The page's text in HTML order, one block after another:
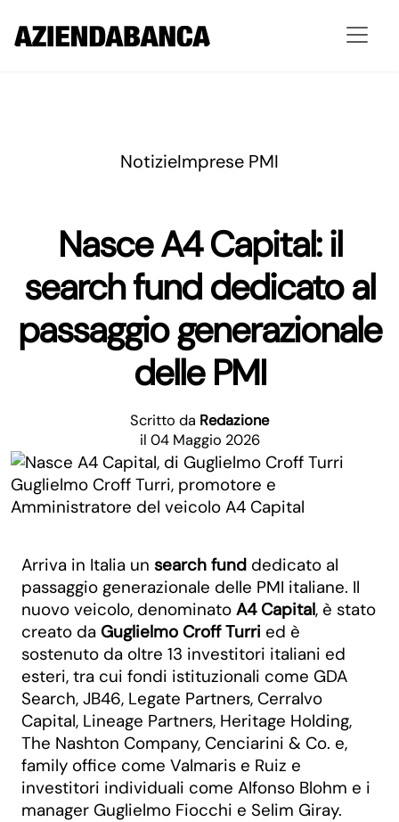
NotizieImprese PMI
Nasce A4 Capital: il
search fund dedicato al
passaggio generazionale
delle PMI
Scritto da Redazione
il 04 Maggio 2026
Guglielmo Croff Turri, promotore e
Amministratore del veicolo A4 Capital
Arriva in Italia un search fund dedicato al
passaggio generazionale delle PMI italiane. Il
nuovo veicolo, denominato A4 Capital, è stato
creato da Guglielmo Croff Turri ed è
sostenuto da oltre 13 investitori italiani ed
esteri, tra cui fondi istituzionali come GDA
Search, JB46, Legate Partners, Cerralvo
Capital, Lineage Partners, Heritage Holding,
The Nashton Company, Cenciarini & Co. e,
family office come Valmaris e Ruiz e
investitori individuali come Alfonso Blohm e i
manager Guglielmo Fiocchi e Selim Giray.